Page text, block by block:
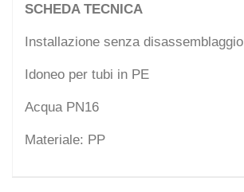
SCHEDA TECNICA
Installazione senza disassemblaggio
Idoneo per tubi in PE
Acqua PN16
Materiale: PP